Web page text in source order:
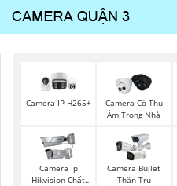
Camera IP H265+
Camera Có Thu
Âm Trong Nhà
Camera Ip
Hikvision Chất
Camera Bullet
Thân Trụ